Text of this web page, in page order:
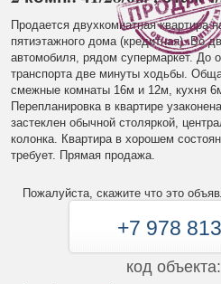
Продается двухкомнатная квартира
пятиэтажного дома (кредитная). Во
автомобиля, рядом супермаркет. До
транспорта две минуты ходьбы.
смежные комнаты 16м и 12м, кухня
Перепланировка в квартире
застеклен обычной столяркой,
колонка. Квартира в хорошем
требует. Прямая продажа.
Пожалуйста, скажите что это
+7 978
код объекта: